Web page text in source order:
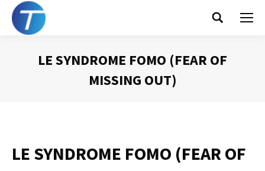
Search:
LE SYNDROME FOMO (FEAR OF
MISSING OUT)
LE SYNDROME FOMO (FEAR OF